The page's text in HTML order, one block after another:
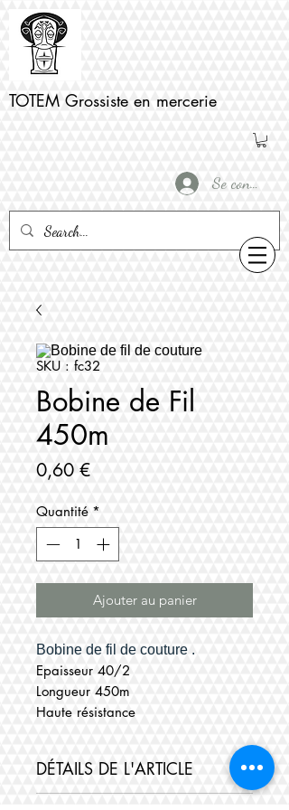
TOTEM Grossiste en mercerie
Se connecter
SKU : fc32
Bobine de Fil
450m
0,60 €Prix
Quantité *
Ajouter au panier
Bobine de fil de couture .
Epaisseur 40/2
Longueur 450m
Haute résistance
DÉTAILS DE L'ARTICLE